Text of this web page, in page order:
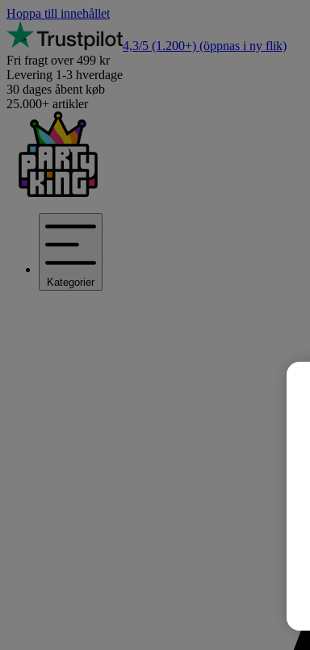
Hoppa till innehållet
4,3/5 (1.200+) (öppnas i ny flik)
Fri fragt over 499 kr
Levering 1-3 hverdage
30 dages åbent køb
25.000+ artikler
Kategorier